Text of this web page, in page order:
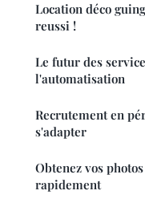
Location déco
reussi !
Le futur des
l'automatisation
Recrutement en
s'adapter
Obtenez vos
rapidement